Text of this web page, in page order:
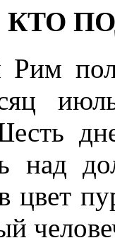
КТО
Рим
над
цвет